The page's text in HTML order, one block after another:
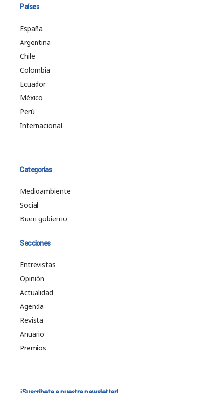
Países
España
Argentina
Chile
Colombia
Ecuador
México
Perú
Internacional
Categorías
Medioambiente
Social
Buen gobierno
Secciones
Entrevistas
Opinión
Actualidad
Agenda
Revista
Anuario
Premios